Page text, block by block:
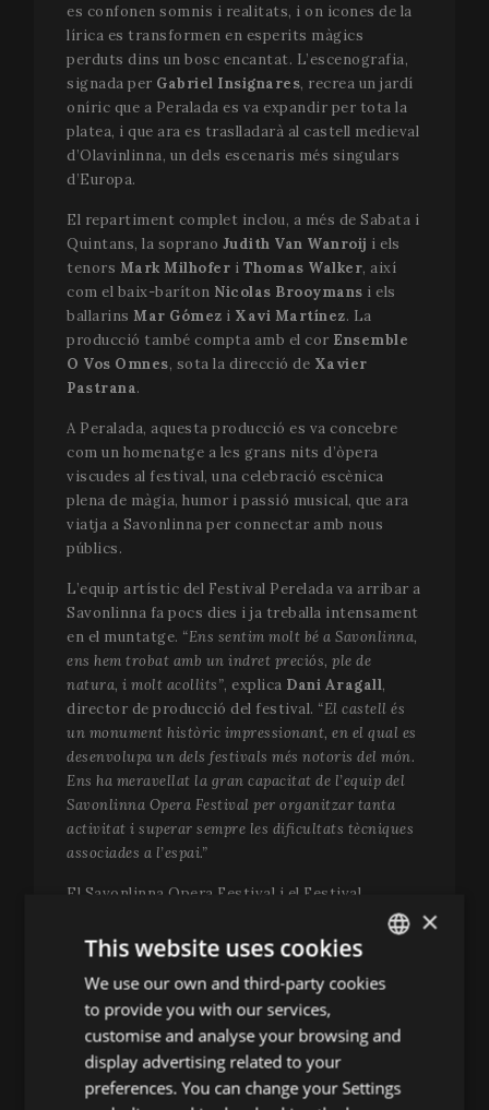
es confonen somnis i realitats, i on icones de la
lírica es transformen en esperits màgics
perduts dins un bosc encantat. L’escenografia,
signada per Gabriel Insignares, recrea un jardí
oníric que a Peralada es va expandir per tota la
platea, i que ara es traslladarà al castell medieval
d’Olavinlinna, un dels escenaris més singulars
d’Europa.
El repartiment complet inclou, a més de Sabata i
Quintans, la soprano Judith Van Wanroij i els
tenors Mark Milhofer i Thomas Walker, així
com el baix-baríton Nicolas Brooymans i els
ballarins Mar Gómez i Xavi Martínez. La
producció també compta amb el cor Ensemble
O Vos Omnes, sota la direcció de Xavier
Pastrana.
A Peralada, aquesta producció es va concebre
com un homenatge a les grans nits d’òpera
viscudes al festival, una celebració escènica
plena de màgia, humor i passió musical, que ara
viatja a Savonlinna per connectar amb nous
públics.
L’equip artístic del Festival Perelada va arribar a
Savonlinna fa pocs dies i ja treballa intensament
en el muntatge. “Ens sentim molt bé a Savonlinna,
ens hem trobat amb un indret preciós, ple de
natura, i molt acollits”, explica Dani Aragall,
director de producció del festival. “El castell és
un monument històric impressionant, en el qual es
desenvolupa un dels festivals més notoris del món.
Ens ha meravellat la gran capacitat de l’equip del
Savonlinna Opera Festival per organitzar tanta
activitat i superar sempre les dificultats tècniques
associades a l’espai.”
El Savonlinna Opera Festival i el Festival
vinculada a la natura, el patrimoni i la creació
clau per fer realitat una col·laboració que suposa
un reconeixement a la trajectòria artística de
Perelada i una oportunitat per fer sentir la seva
veu a Europa. El festival català se suma així a una
selecta llista de convidats per Savonlinna, que en
ENGLISH
FRENCH
×
This website uses cookies
We use our own and third-party cookies
to provide you with our services,
customise and analyse your browsing and
display advertising related to your
preferences. You can change your Settings